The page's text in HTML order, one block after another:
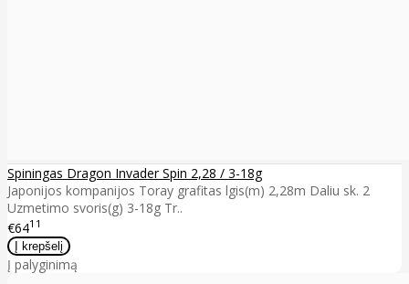
Spiningas Dragon Invader Spin 2,28 / 3-18g
Japonijos kompanijos Toray grafitas lgis(m) 2,28m Daliu sk. 2
Uzmetimo svoris(g) 3-18g Tr..
€6411
Į palyginimą